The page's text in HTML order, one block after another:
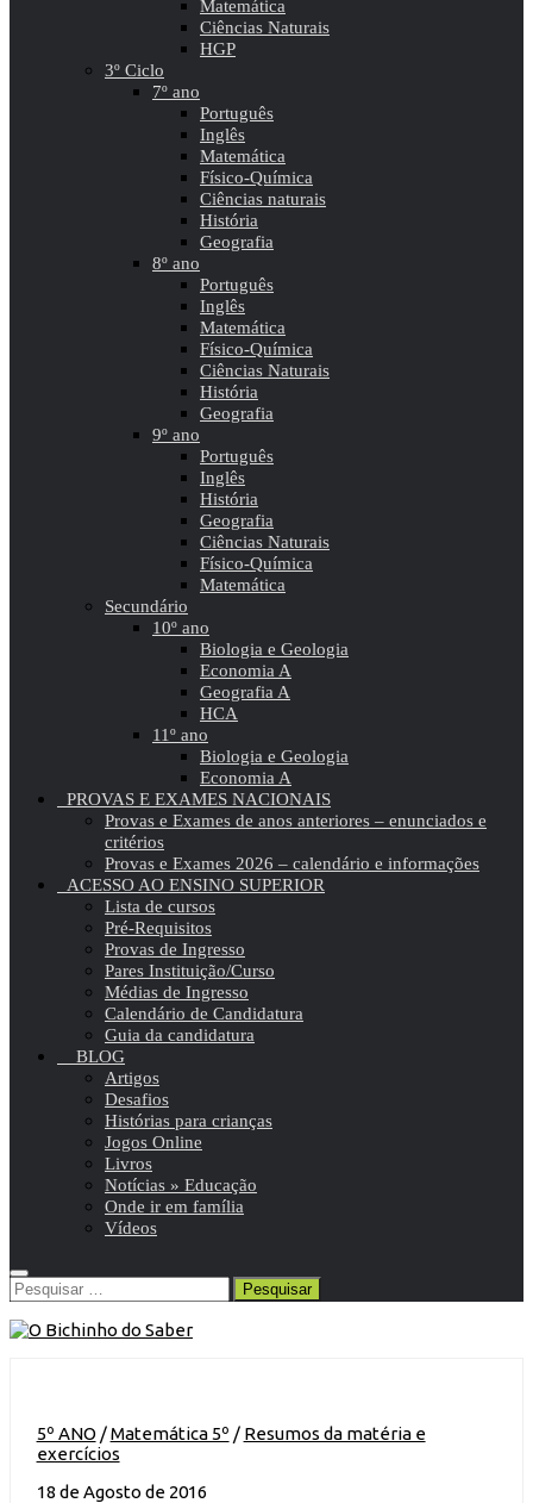
Matemática
Ciências Naturais
HGP
3º Ciclo
7º ano
Português
Inglês
Matemática
Físico-Química
Ciências naturais
História
Geografia
8º ano
Português
Inglês
Matemática
Físico-Química
Ciências Naturais
História
Geografia
9º ano
Português
Inglês
História
Geografia
Ciências Naturais
Físico-Química
Matemática
Secundário
10º ano
Biologia e Geologia
Economia A
Geografia A
HCA
11º ano
Biologia e Geologia
Economia A
PROVAS E EXAMES NACIONAIS
Provas e Exames de anos anteriores – enunciados e
critérios
Provas e Exames 2026 – calendário e informações
ACESSO AO ENSINO SUPERIOR
Lista de cursos
Pré-Requisitos
Provas de Ingresso
Pares Instituição/Curso
Médias de Ingresso
Calendário de Candidatura
Guia da candidatura
BLOG
Artigos
Desafios
Histórias para crianças
Jogos Online
Livros
Notícias » Educação
Onde ir em família
Vídeos
Pesquisar
por:
5º ANO /Matemática 5º / Resumos da matéria e
exercícios
18 de Agosto de 2016